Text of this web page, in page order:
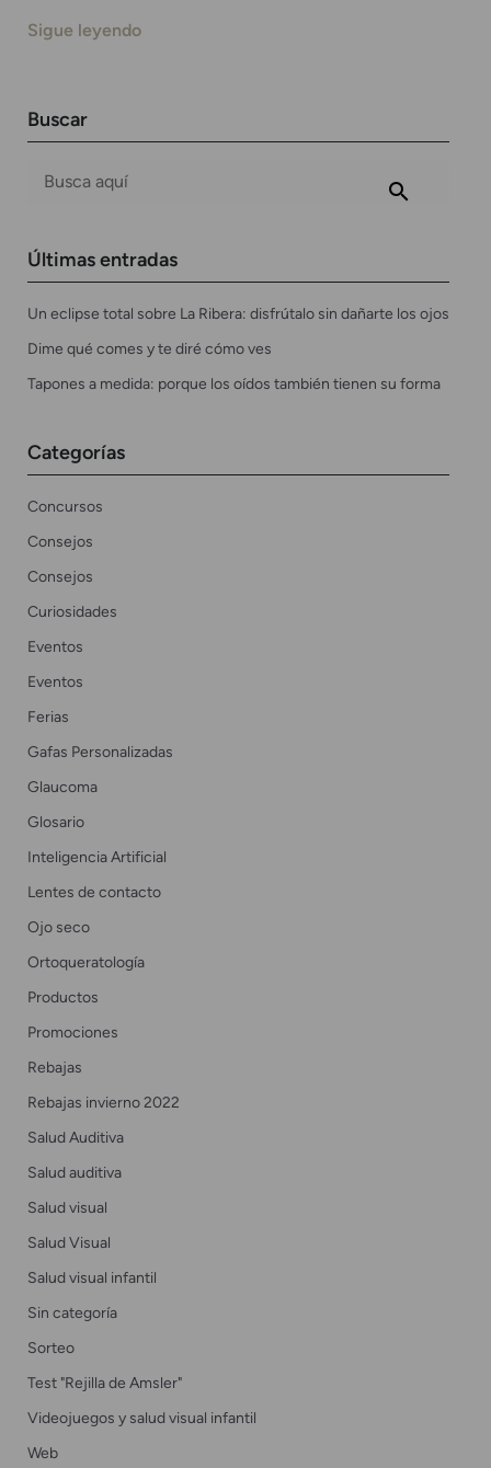
Sigue leyendo
Buscar
Últimas entradas
Un eclipse total sobre La Ribera: disfrútalo sin dañarte los ojos
Dime qué comes y te diré cómo ves
Tapones a medida: porque los oídos también tienen su forma
Categorías
Concursos
Consejos
Consejos
Curiosidades
Eventos
Eventos
Ferias
Gafas Personalizadas
Glaucoma
Glosario
Inteligencia Artificial
Lentes de contacto
Ojo seco
Ortoqueratología
Productos
Promociones
Rebajas
Rebajas invierno 2022
Salud Auditiva
Salud auditiva
Salud visual
Salud Visual
Salud visual infantil
Sin categoría
Sorteo
Test "Rejilla de Amsler"
Videojuegos y salud visual infantil
Web